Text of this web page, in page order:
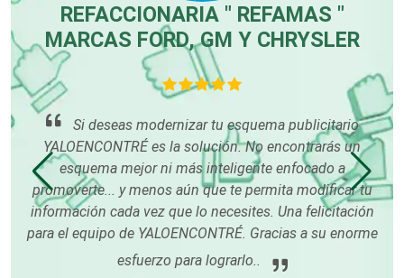
Centros de Espectáculos
Centros Turísticos
Cerrajerías
REFACCIONARIA " REFAMAS "
MARCAS FORD, GM Y CHRYSLER
Si deseas modernizar tu esquema publicitario
YALOENCONTRÉ es la solución. No encontrarás un
esquema mejor ni más inteligente enfocado a
promoverte... y menos aún que te permita modificar tu
información cada vez que lo necesites. Una felicitación
para el equipo de YALOENCONTRÉ. Gracias a su enorme
esfuerzo para lograrlo..